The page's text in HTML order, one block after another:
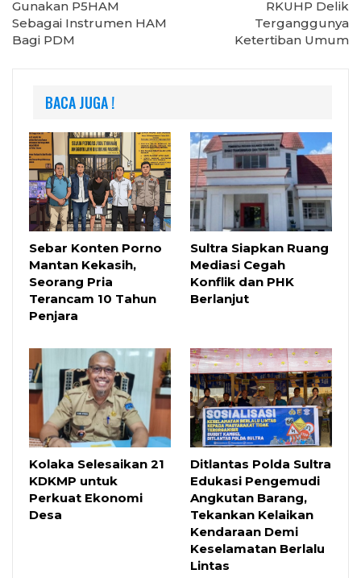
Gunakan P5HAM
Sebagai Instrumen HAM
Bagi PDM
RKUHP Delik
Terganggunya
Ketertiban Umum
BACA JUGA !
Sebar Konten Porno
Mantan Kekasih,
Seorang Pria
Terancam 10 Tahun
Penjara
Sultra Siapkan Ruang
Mediasi Cegah
Konflik dan PHK
Berlanjut
Kolaka Selesaikan 21
KDKMP untuk
Perkuat Ekonomi
Desa
Ditlantas Polda Sultra
Edukasi Pengemudi
Angkutan Barang,
Tekankan Kelaikan
Kendaraan Demi
Keselamatan Berlalu
Lintas